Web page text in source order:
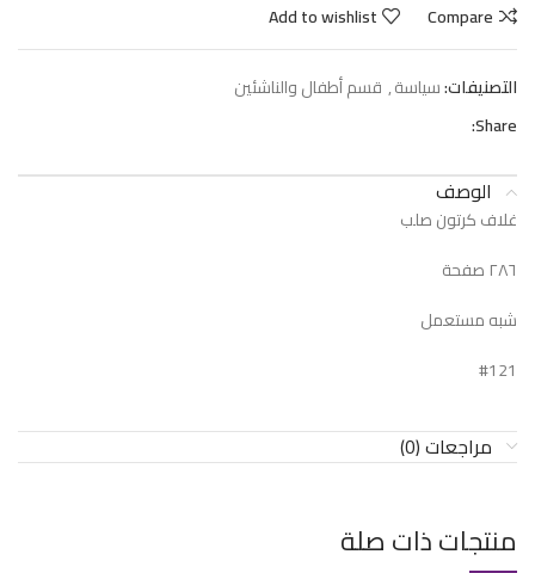
Compare
Add to wishlist
التصنيفات:سياسة, قسم أطفال والناشئين
Share:
الوصف
غلاف كرتون صلب
٢٨٦ صفحة
شبه مستعمل
#121
مراجعات (0)
منتجات ذات صلة